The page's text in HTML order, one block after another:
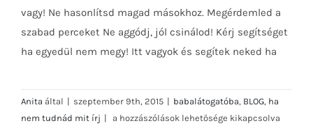
vagy! Ne hasonlítsd magad másokhoz. Megérdemled a
szabad perceket Ne aggódj, jól csinálod! Kérj segítséget
ha egyedül nem megy! Itt vagyok és segítek neked ha
Anita által | szeptember 9th, 2015 | babalátogatóba, BLOG, ha
nem tudnád mit írj |
Ha
a hozzászólások lehetősége kikapcsolva